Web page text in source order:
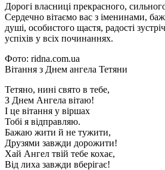
Дорогі власниці прекрасного,
Сердечно вітаємо вас з іменинами,
душі, особистого щастя, радості
успіхів у всіх починаннях.
Фото: ridna.com.ua
Вітання з Днем ангела Тетяни
Тетяно, нині свято в тебе,
З Днем Ангела вітаю!
І це вітання у віршах
Тобі я відправляю.
Бажаю жити й не тужити,
Друзями завжди дорожити!
Хай Ангел твій тебе кохає,
Від лиха завжди вберігає!